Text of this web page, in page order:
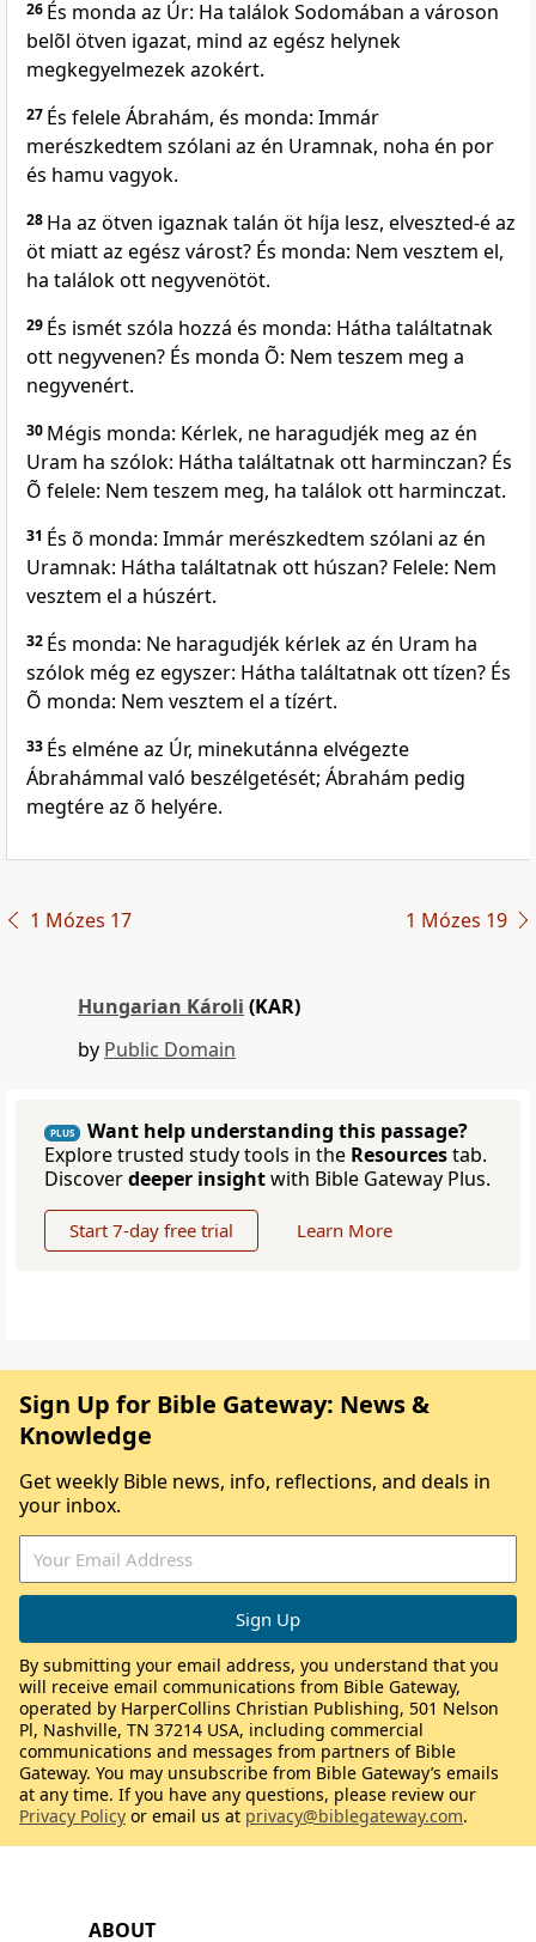
26 És monda az Úr: Ha találok Sodomában a városon
belõl ötven igazat, mind az egész helynek
megkegyelmezek azokért.
27 És felele Ábrahám, és monda: Immár
merészkedtem szólani az én Uramnak, noha én por
és hamu vagyok.
28 Ha az ötven igaznak talán öt híja lesz, elveszted-é az
öt miatt az egész várost? És monda: Nem vesztem el,
ha találok ott negyvenötöt.
29 És ismét szóla hozzá és monda: Hátha találtatnak
ott negyvenen? És monda Õ: Nem teszem meg a
negyvenért.
30 Mégis monda: Kérlek, ne haragudjék meg az én
Uram ha szólok: Hátha találtatnak ott harminczan? És
Õ felele: Nem teszem meg, ha találok ott harminczat.
31 És õ monda: Immár merészkedtem szólani az én
Uramnak: Hátha találtatnak ott húszan? Felele: Nem
vesztem el a húszért.
32 És monda: Ne haragudjék kérlek az én Uram ha
szólok még ez egyszer: Hátha találtatnak ott tízen? És
Õ monda: Nem vesztem el a tízért.
33 És elméne az Úr, minekutánna elvégezte
Ábrahámmal való beszélgetését; Ábrahám pedig
megtére az õ helyére.
1 Mózes 17 1 Mózes 19
Hungarian Károli (KAR)
by Public Domain
PLUS
Want help understanding this passage?
Explore trusted study tools in the Resourcestab.
Discoverdeeper insightwith Bible Gateway Plus.
Start 7-day free trial Learn More
ABOUT
Sign Up for Bible Gateway: News &
Knowledge
Get weekly Bible news, info, reflections, and deals in
your inbox.
By submitting your email address, you understand that you
will receive email communications from Bible Gateway,
operated by HarperCollins Christian Publishing, 501 Nelson
Pl, Nashville, TN 37214 USA, including commercial
communications and messages from partners of Bible
Gateway. You may unsubscribe from Bible Gateway’s emails
at any time. If you have any questions, please review our
Privacy Policy or email us at privacy@biblegateway.com.